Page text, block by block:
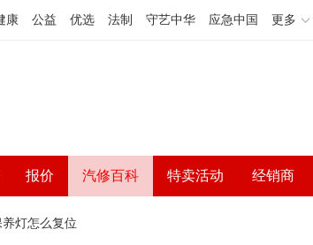
康 公益 优选 法制 守艺中华 应急中国 更多
报价 汽修百科 特卖活动 经销商
灯怎么复位